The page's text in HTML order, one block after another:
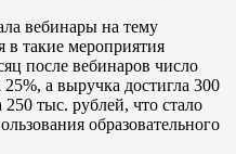
вебинары на тему
такие мероприятия
после вебинаров число
а выручка достигла 300
тыс. рублей, что стало
образовательного